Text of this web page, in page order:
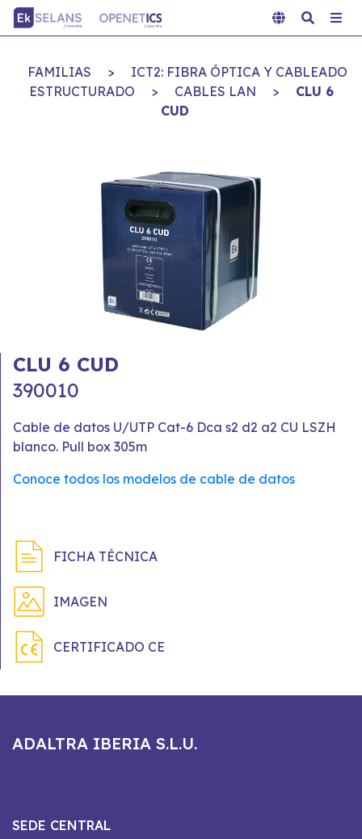
FAMILIAS >
ICT2: FIBRA ÓPTICA Y CABLEADO
ESTRUCTURADO
> CABLES LAN >
CLU 6
CUD
CLU 6 CUD
390010
Cable de datos U/UTP Cat-6 Dca s2 d2 a2 CU LSZH
blanco. Pull box 305m
Conoce todos los modelos de cable de datos
FICHA TÉCNICA
IMAGEN
CERTIFICADO CE
ADALTRA IBERIA S.L.U.
SEDE CENTRAL